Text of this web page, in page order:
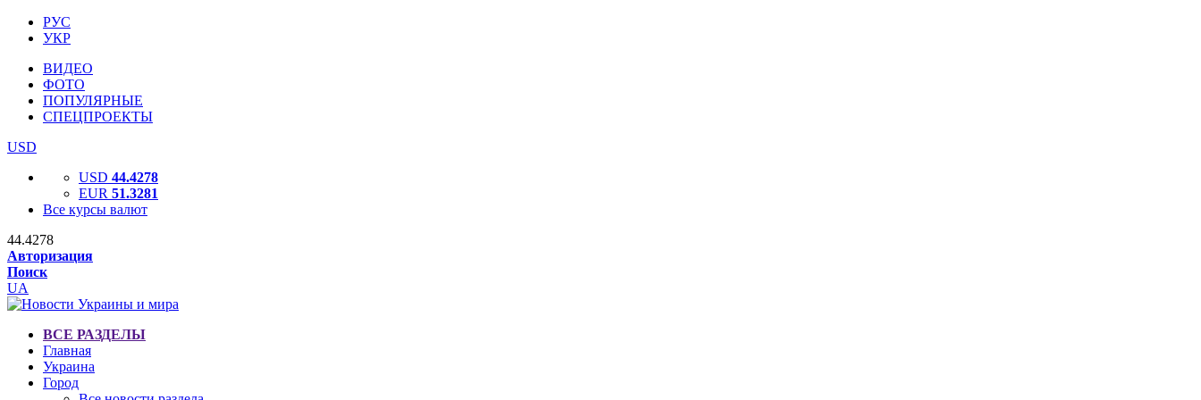
РУС
УКР
ВИДЕО
ФОТО
ПОПУЛЯРНЫЕ
СПЕЦПРОЕКТЫ
USD
USD 44.4278
EUR 51.3281
Все курсы валют
44.4278
Авторизация
Поиск
UA
ВСЕ РАЗДЕЛЫ
Главная
Украина
Город